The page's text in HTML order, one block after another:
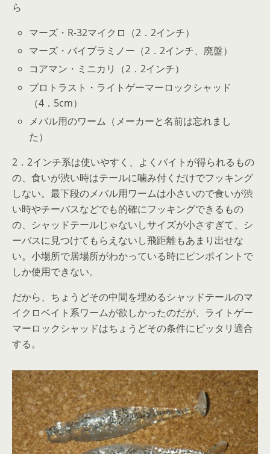
ら
マーズ・R-32マイクロ（2．2インチ）
マーズ・バイブラミノー（2．2インチ、廃盤）
コアマン・ミニカリ（2．2インチ）
プロトラスト・ライトゲーマーロックシャッド
（4．5cm）
メバル用のワーム（メーカーと名前は忘れまし
た）
2．2インチ系は使いやすく、よくバイトが得られるもの
の、食いが渋い時はテールに噛み付くだけでフッキング
しない。最下段のメバル用ワームは小さいので食いが渋
い時やチーバスなどでも的確にフッキングできるもの
の、シャッドテールじゃないしサイズが小さすぎて、シ
ーバスに見つけてもらえないし飛距離もあまり出せな
い。小場所で居場所がわかっている時にピンポイントで
しか使用できない。
だから、ちょうどその中間を埋めるシャッドテールのマ
イクロベイト系ワームが欲しかったのだが、ライトゲー
マーロックシャッドはちょうどその条件にピッタリ適合
する。